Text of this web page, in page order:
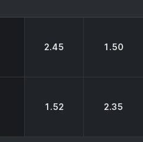
2.45 1.50
1.52 2.35